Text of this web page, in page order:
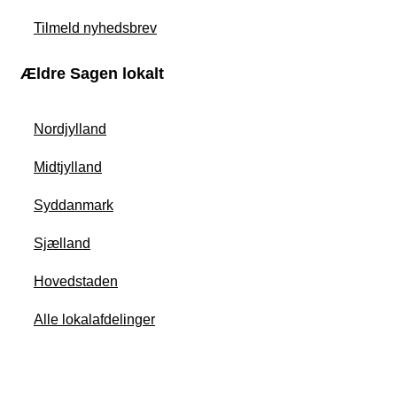
Tilmeld nyhedsbrev
Ældre Sagen lokalt
Nordjylland
Midtjylland
Syddanmark
Sjælland
Hovedstaden
Alle lokalafdelinger